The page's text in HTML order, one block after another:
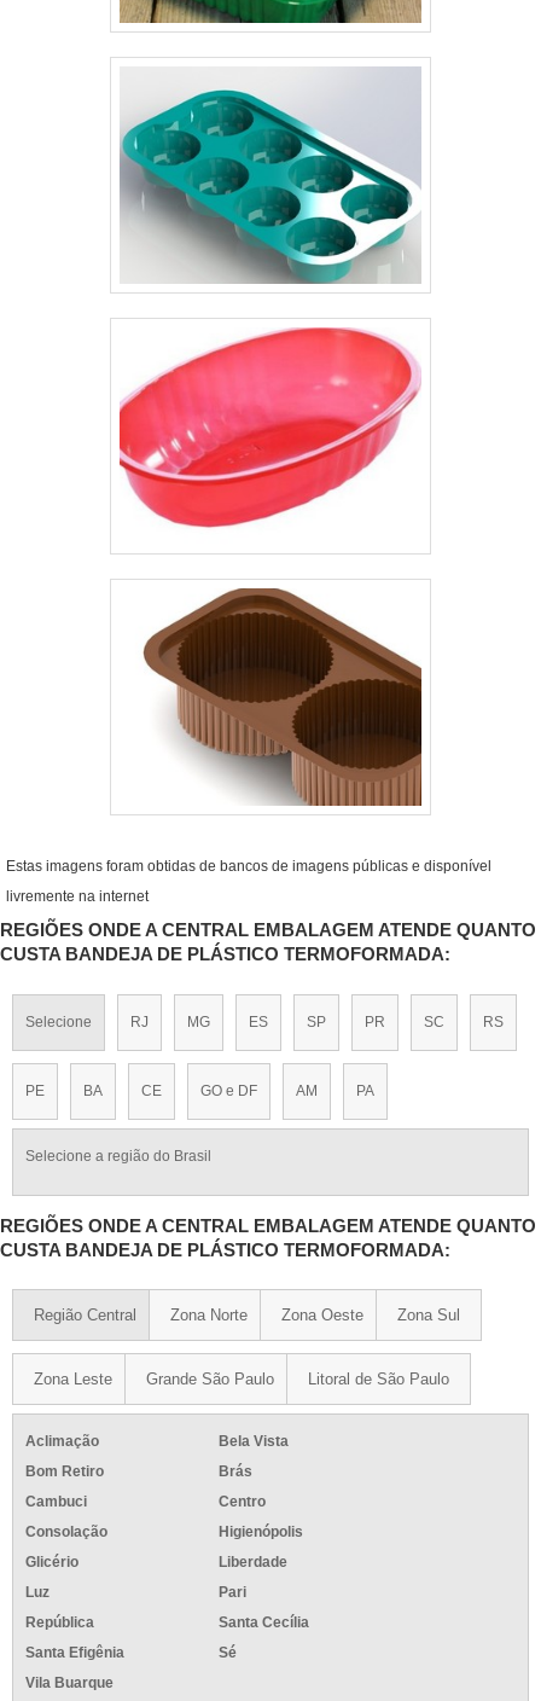
Estas imagens foram obtidas de bancos de imagens públicas e disponível
livremente na internet
REGIÕES ONDE A CENTRAL EMBALAGEM ATENDE QUANTO
CUSTA BANDEJA DE PLÁSTICO TERMOFORMADA:
Selecione RJ MG ES SP PR SC RS
PE BA CE GO e DF AM PA
Selecione a região do Brasil
REGIÕES ONDE A CENTRAL EMBALAGEM ATENDE QUANTO
CUSTA BANDEJA DE PLÁSTICO TERMOFORMADA:
Região Central Zona Norte Zona Oeste Zona Sul
Zona Leste Grande São Paulo Litoral de São Paulo
Aclimação
Bela Vista
Bom Retiro
Brás
Cambuci
Centro
Consolação
Higienópolis
Glicério
Liberdade
Luz
Pari
República
Santa Cecília
Santa Efigênia
Sé
Vila Buarque